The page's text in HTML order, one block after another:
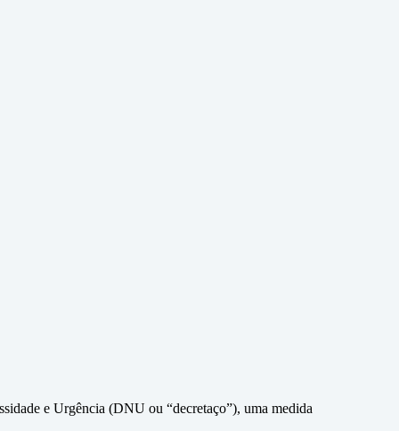
e Urgência (DNU ou “decretaço”), uma medida